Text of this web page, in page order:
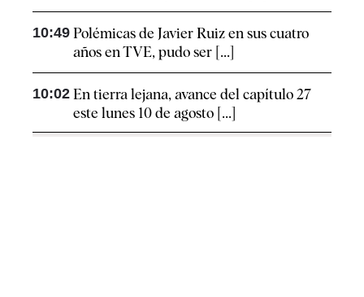
10:49 Polémicas de Javier Ruiz en sus cuatro
años en TVE, pudo ser [...]
10:02 En tierra lejana, avance del capítulo 27
este lunes 10 de agosto [...]